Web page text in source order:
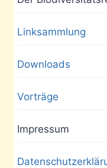
Linksammlung
Downloads
Vorträge
Impressum